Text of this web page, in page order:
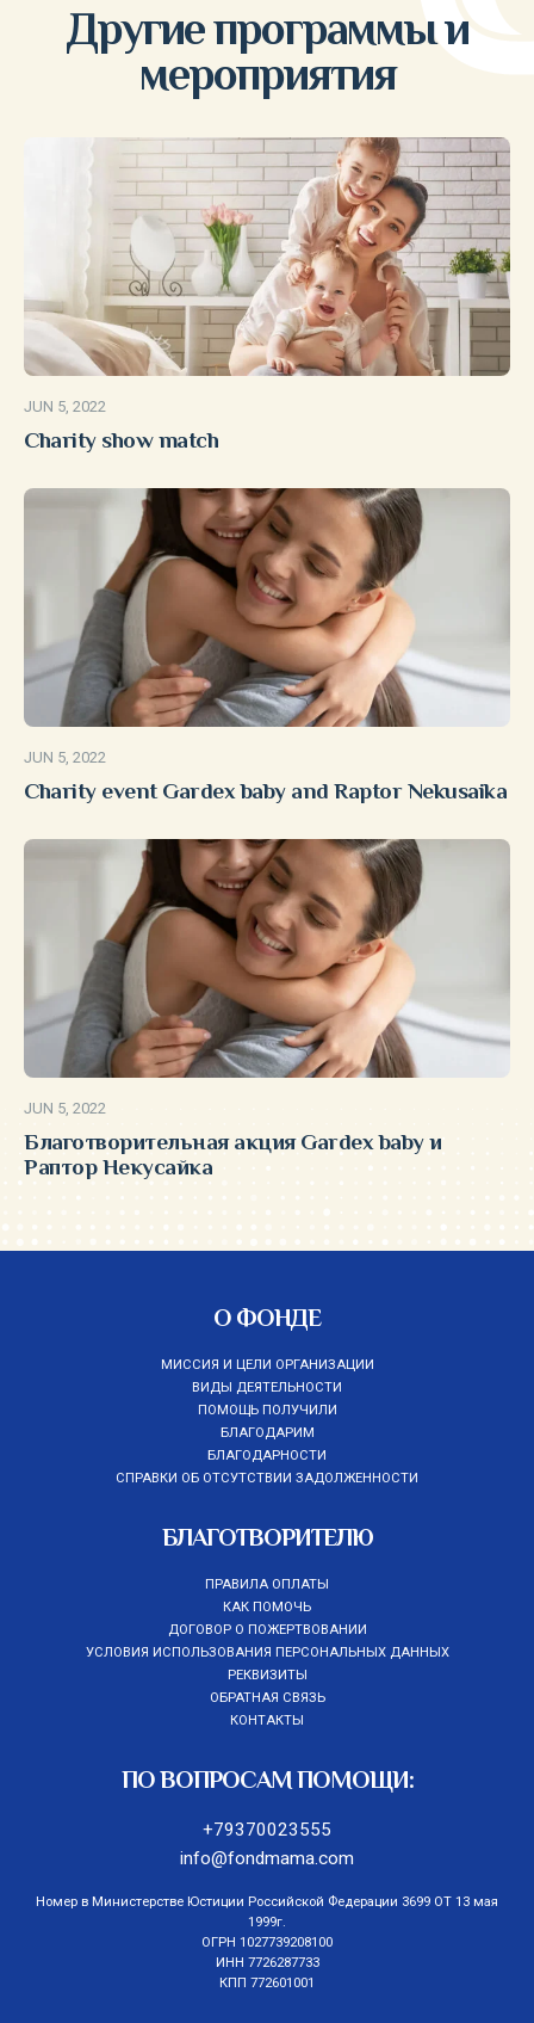
Другие программы и
мероприятия
Charity show match
JUN 5, 2022
Charity event Gardex baby and Raptor Nekusaika
JUN 5, 2022
Благотворительная акция Gardex baby и
Раптор Некусайка
JUN 5, 2022
О ФОНДЕ
МИССИЯ И ЦЕЛИ ОРГАНИЗАЦИИ
ВИДЫ ДЕЯТЕЛЬНОСТИ
ПОМОЩЬ ПОЛУЧИЛИ
БЛАГОДАРИМ
БЛАГОДАРНОСТИ
СПРАВКИ ОБ ОТСУТСТВИИ ЗАДОЛЖЕННОСТИ
БЛАГОТВОРИТЕЛЮ
ПРАВИЛА ОПЛАТЫ
КАК ПОМОЧЬ
ДОГОВОР О ПОЖЕРТВОВАНИИ
УСЛОВИЯ ИСПОЛЬЗОВАНИЯ ПЕРСОНАЛЬНЫХ ДАННЫХ
РЕКВИЗИТЫ
ОБРАТНАЯ СВЯЗЬ
КОНТАКТЫ
ПО ВОПРОСАМ ПОМОЩИ:
+79370023555
info@fondmama.com
Номер в Министерстве Юстиции Российской Федерации 3699 ОТ 13 мая
1999г.
ОГРН 1027739208100
ИНН 7726287733
КПП 772601001